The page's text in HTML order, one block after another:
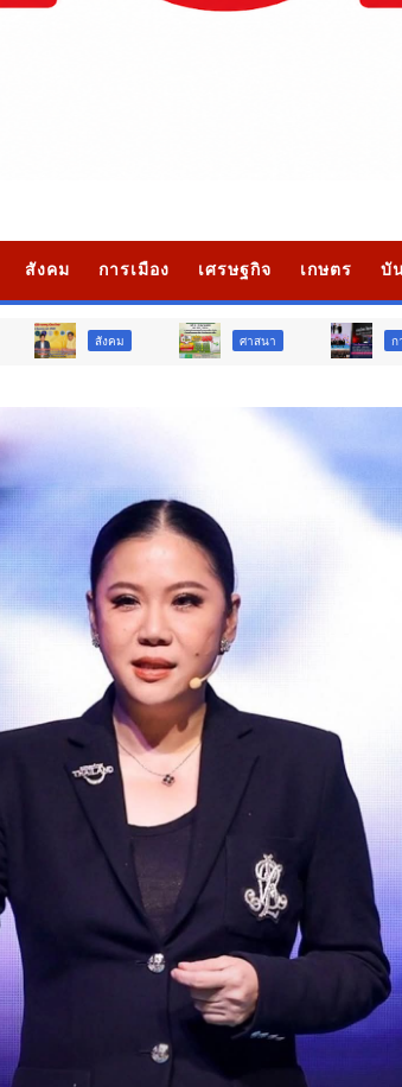
สังคม การเมือง เศรษฐกิจ เกษตร บั